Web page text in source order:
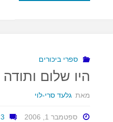
חלל
מסוקס"
ספרי ביכורים
היו שלום
מאת גלעד סרי-לוי
ספטמבר 1, 2006 3